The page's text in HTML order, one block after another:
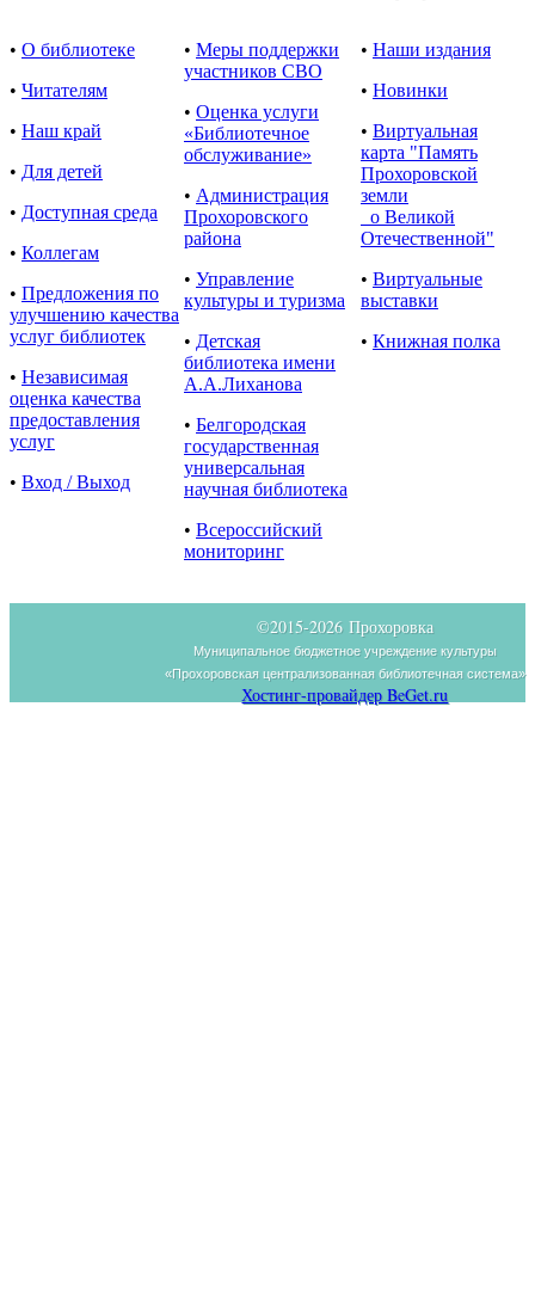
• О библиотеке
• Читателям
• Наш край
• Для детей
• Доступная среда
• Коллегам
• Предложения по
улучшению качества
услуг библиотек
• Независимая
оценка качества
предоставления
услуг
• Вход / Выход
• Меры поддержки
участников СВО
• Оценка услуги
«Библиотечное
обслуживание»
• Администрация
Прохоровского
района
• Управление
культуры и туризма
• Детская
библиотека имени
А.А.Лиханова
• Белгородская
государственная
универсальная
научная библиотека
• Всероссийский
мониторинг
• Наши издания
• Новинки
• Виртуальная
карта "Память
Прохоровской
земли
о Великой
Отечественной"
• Виртуальные
выставки
• Книжная полка
©2015-2026 Прохоровка
Муниципальное бюджетное учреждение культуры
«Прохоровская централизованная библиотечная система»
Хостинг-провайдер BeGet.ru